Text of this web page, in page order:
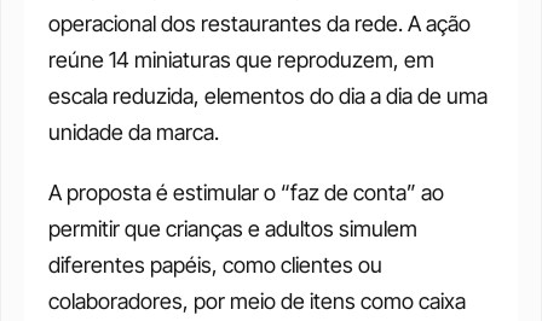
operacional dos restaurantes da rede. A ação
reúne 14 miniaturas que reproduzem, em
escala reduzida, elementos do dia a dia de uma
unidade da marca.
A proposta é estimular o “faz de conta” ao
permitir que crianças e adultos simulem
diferentes papéis, como clientes ou
colaboradores, por meio de itens como caixa